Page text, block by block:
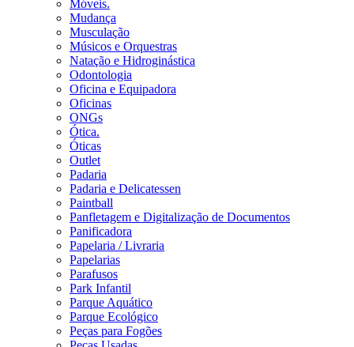
Móveis.
Mudança
Musculação
Músicos e Orquestras
Natação e Hidroginástica
Odontologia
Oficina e Equipadora
Oficinas
ONGs
Ótica.
Óticas
Outlet
Padaria
Padaria e Delicatessen
Paintball
Panfletagem e Digitalização de Documentos
Panificadora
Papelaria / Livraria
Papelarias
Parafusos
Park Infantil
Parque Aquático
Parque Ecológico
Peças para Fogões